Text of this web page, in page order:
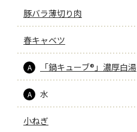
豚バラ薄切り肉
春キャベツ
A 「鍋キューブ®」濃厚白湯
A 水
小ねぎ